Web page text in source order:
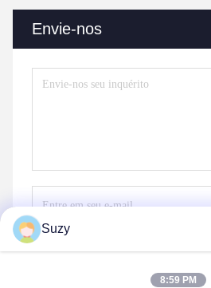
Envie-nos
Envie
Suzy
8:59 PM